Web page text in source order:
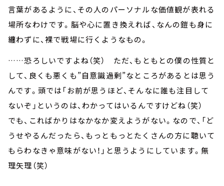
言葉があるように、その人のパーソナルな価値観が表れる
場所なわけです。脳や心に置き換えれば、なんの鎧も身に
纏わずに、裸で戦場に行くようなもの。
……恐ろしいですよね（笑） ただ、もともとの僕の性質と
して、良くも悪くも”自意識過剰”なところがあるとは思う
んです。頭では「お前が思うほど、そんなに誰も注目して
ないぞ」というのは、わかってはいるんですけどね（笑）
でも、こればかりはなかなか変えようがない。なので、「ど
うせやるんだったら、もっともっとたくさんの方に聴いて
もらわなきゃ意味がない！」と思うようにしています。無
理矢理（笑）